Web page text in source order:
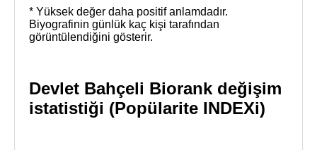
* Yüksek değer daha positif anlamdadır.
Biyografinin günlük kaç kişi tarafından
görüntülendiğini gösterir.
Devlet Bahçeli Biorank değişim
istatistiği (Popülarite INDEXi)